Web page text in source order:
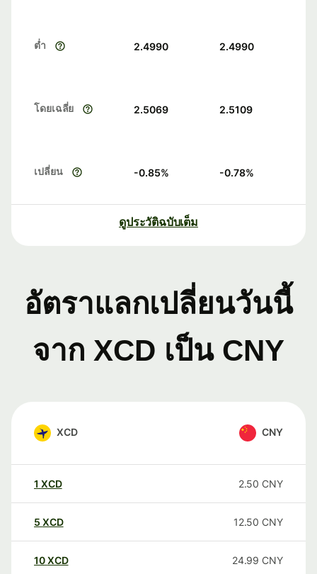
ต่ำ 2.4990 2.4990
โดยเฉลี่ย 2.5069 2.5109
เปลี่ยน -0.85% -0.78%
ดูประวัติฉบับเต็ม
อัตราแลกเปลี่ยนวันนี้
จาก XCD เป็น CNY
XCD CNY
1 XCD 2.50 CNY
5 XCD 12.50 CNY
10XCD 24.99 CNY